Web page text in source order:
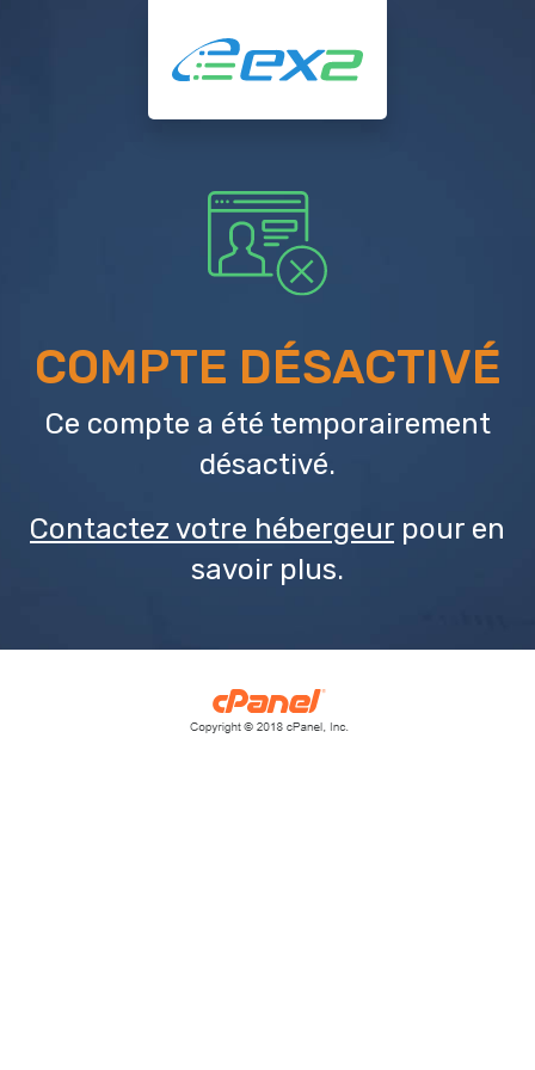
COMPTE DÉSACTIVÉ
Ce compte a été temporairement
désactivé.
Contactez votre hébergeur pour en
savoir plus.